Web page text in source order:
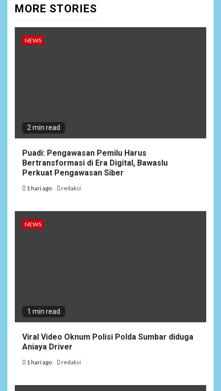
MORE STORIES
NEWS
2 min read
Puadi: Pengawasan Pemilu Harus
Bertransformasi di Era Digital, Bawaslu
Perkuat Pengawasan Siber
1 hari ago redaksi
NEWS
1 min read
Viral Video Oknum Polisi Polda Sumbar diduga
Aniaya Driver
1 hari ago redaksi